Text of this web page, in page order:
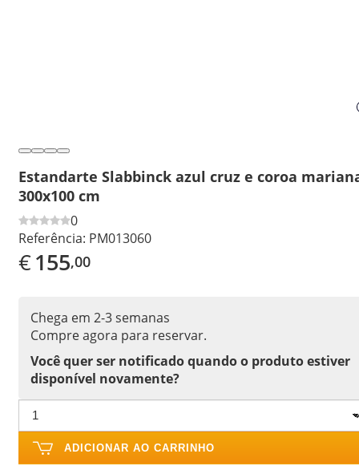
Estandarte Slabbinck azul cruz e coroa
300x100 cm
0
Referência: PM013060
€155,00
Chega em 2-3 semanas
Compre agora para reservar.
Você quer ser notificado quando o produto estiver
disponível novamente?
ADICIONAR AO CARRINHO